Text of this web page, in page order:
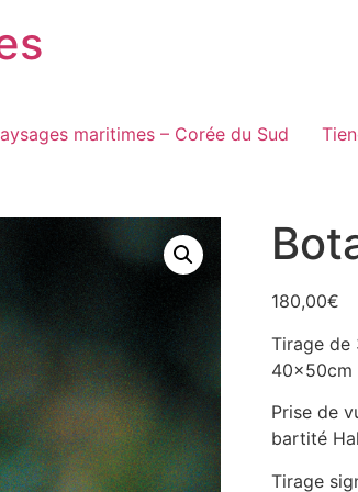
maritimes – Corée du Sud
180,00€
Tirage de
40x50cm
Prise de
bartité
Tirage